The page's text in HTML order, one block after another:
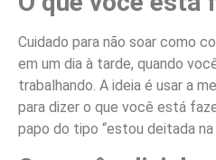
Cuidado para não soar como
em um dia à tarde, quando
trabalhando. A ideia é usar a
para dizer o que você está
papo do tipo “estou deitada